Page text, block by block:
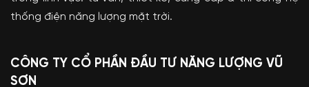
thống điện năng lượng mặt trời.
CÔNG TY CỔ PHẦN ĐẦU TƯ NĂNG LƯỢNG VŨ
SƠN